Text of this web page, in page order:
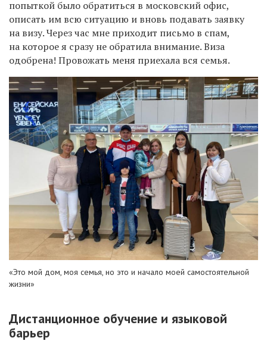
попыткой было обратиться в московский офис,
описать им всю ситуацию и вновь подавать заявку
на визу. Через час мне приходит письмо в спам,
на которое я сразу не обратила внимание. Виза
одобрена! Провожать меня приехала вся семья.
«Это мой дом, моя семья, но это и начало моей самостоятельной
жизни»
Дистанционное обучение и языковой
барьер